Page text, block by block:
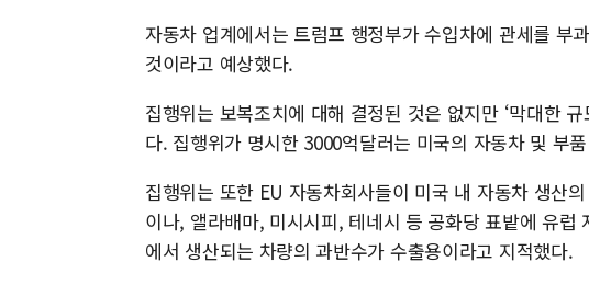
자동차 업계에서는 트럼프 행정부가 수입차에 관세를 부
것이라고 예상했다.
집행위는 보복조치에 대해 결정된 것은 없지만 ‘막대한
다. 집행위가 명시한 3000억달러는 미국의 자동차 및 부
집행위는 또한 EU 자동차회사들이 미국 내 자동차 생산
이나, 앨라배마, 미시시피, 테네시 등 공화당 표밭에 유
에서 생산되는 차량의 과반수가 수출용이라고 지적했다.